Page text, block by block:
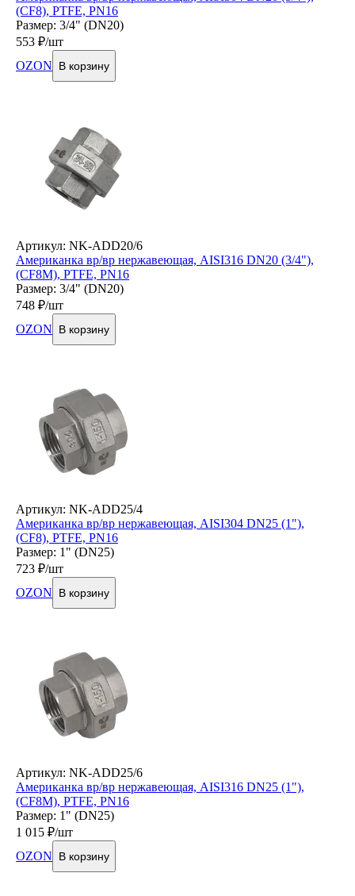
(CF8), PTFE, PN16
Размер: 3/4" (DN20)
553 ₽/шт
OZON
В корзину
Артикул: NK-ADD20/6
Американка вр/вр нержавеющая, AISI316 DN20 (3/4"),
(CF8М), PTFE, PN16
Размер: 3/4" (DN20)
748 ₽/шт
OZON
В корзину
Артикул: NK-ADD25/4
Американка вр/вр нержавеющая, AISI304 DN25 (1"),
(CF8), PTFE, PN16
Размер: 1" (DN25)
723 ₽/шт
OZON
В корзину
Артикул: NK-ADD25/6
Американка вр/вр нержавеющая, AISI316 DN25 (1"),
(CF8M), PTFE, PN16
Размер: 1" (DN25)
1 015 ₽/шт
OZON
В корзину